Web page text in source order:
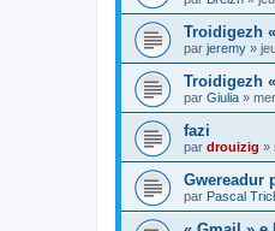
Troidigezh
par jeremy »
Troidigezh
par Giulia »
fazi
par drouizig »
Gwereadur
par Pascal